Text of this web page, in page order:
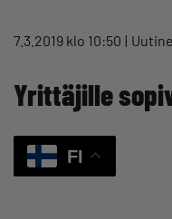
7.3.2019 klo 10:50
Yrittäjille
FI